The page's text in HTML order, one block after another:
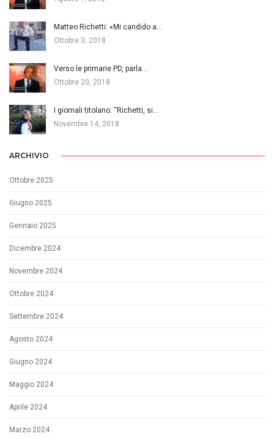
Matteo Richetti: «Mi candido a…
Ottobre 3, 2018
Verso le primarie PD, parla…
Ottobre 20, 2018
I giornali titolano: “Richetti, si…
Novembre 14, 2018
ARCHIVIO
Ottobre 2025
Giugno 2025
Gennaio 2025
Dicembre 2024
Novembre 2024
Ottobre 2024
Settembre 2024
Agosto 2024
Giugno 2024
Maggio 2024
Aprile 2024
Marzo 2024